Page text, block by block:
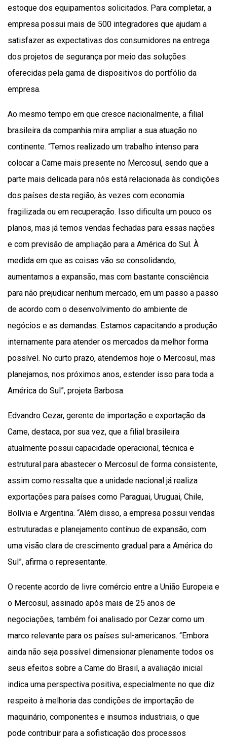
estoque dos equipamentos solicitados. Para completar, a
empresa possui mais de 500 integradores que ajudam a
satisfazer as expectativas dos consumidores na entrega
dos projetos de segurança por meio das soluções
oferecidas pela gama de dispositivos do portfólio da
empresa.
Ao mesmo tempo em que cresce nacionalmente, a filial
brasileira da companhia mira ampliar a sua atuação no
continente. “Temos realizado um trabalho intenso para
colocar a Came mais presente no Mercosul, sendo que a
parte mais delicada para nós está relacionada às condições
dos países desta região, às vezes com economia
fragilizada ou em recuperação. Isso dificulta um pouco os
planos, mas já temos vendas fechadas para essas nações
e com previsão de ampliação para a América do Sul. À
medida em que as coisas vão se consolidando,
aumentamos a expansão, mas com bastante consciência
para não prejudicar nenhum mercado, em um passo a passo
de acordo com o desenvolvimento do ambiente de
negócios e as demandas. Estamos capacitando a produção
internamente para atender os mercados da melhor forma
possível. No curto prazo, atendemos hoje o Mercosul, mas
planejamos, nos próximos anos, estender isso para toda a
América do Sul”, projeta Barbosa.
Edvandro Cezar, gerente de importação e exportação da
Came, destaca, por sua vez, que a filial brasileira
atualmente possui capacidade operacional, técnica e
estrutural para abastecer o Mercosul de forma consistente,
assim como ressalta que a unidade nacional já realiza
exportações para países como Paraguai, Uruguai, Chile,
Bolívia e Argentina. “Além disso, a empresa possui vendas
estruturadas e planejamento contínuo de expansão, com
uma visão clara de crescimento gradual para a América do
Sul”, afirma o representante.
O recente acordo de livre comércio entre a União Europeia e
o Mercosul, assinado após mais de 25 anos de
negociações, também foi analisado por Cezar como um
marco relevante para os países sul-americanos. “Embora
ainda não seja possível dimensionar plenamente todos os
seus efeitos sobre a Came do Brasil, a avaliação inicial
indica uma perspectiva positiva, especialmente no que diz
respeito à melhoria das condições de importação de
maquinário, componentes e insumos industriais, o que
pode contribuir para a sofisticação dos processos